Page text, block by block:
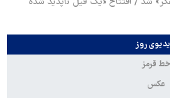
روز
خط قرمز
عکس